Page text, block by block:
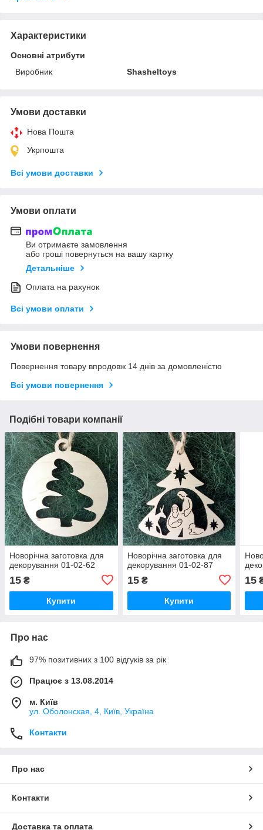
Характеристики
Основні атрибути
Виробник
Shasheltoys
Умови доставки
Нова Пошта
Укрпошта
Всі умови доставки
Умови оплати
Ви отримаєте замовлення
або гроші повернуться на вашу картку
Детальніше
Оплата на рахунок
Всі умови оплати
Умови повернення
Повернення товару впродовж 14 днів за домовленістю
Всі умови повернення
Подібні товари компанії
Новорічна заготовка для
декорування 01-02-62
15 ₴
Купити
Новорічна заготовка для
декорування 01-02-87
15₴
Купити
15
Про нас
97% позитивних з 100 відгуків за рік
Працює з 13.08.2014
м. Київ
ул. Оболонская, 4, Київ, Україна
Контакти
Про нас
Контакти
Доставка та оплата